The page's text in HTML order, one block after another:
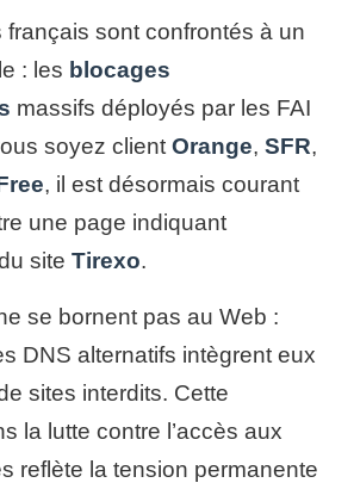
français sont confrontés à un
: les blocages
massifs déployés par les FAI
soyez client Orange, SFR,
, il est désormais courant
une page indiquant
site Tirexo.
se bornent pas au Web :
DNS alternatifs intègrent eux
sites interdits. Cette
la lutte contre l’accès aux
reflète la tension permanente